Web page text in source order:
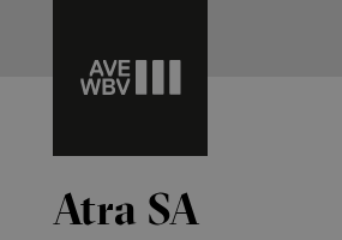
Atra SA